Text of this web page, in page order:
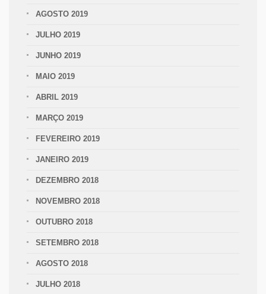
AGOSTO 2019
JULHO 2019
JUNHO 2019
MAIO 2019
ABRIL 2019
MARÇO 2019
FEVEREIRO 2019
JANEIRO 2019
DEZEMBRO 2018
NOVEMBRO 2018
OUTUBRO 2018
SETEMBRO 2018
AGOSTO 2018
JULHO 2018